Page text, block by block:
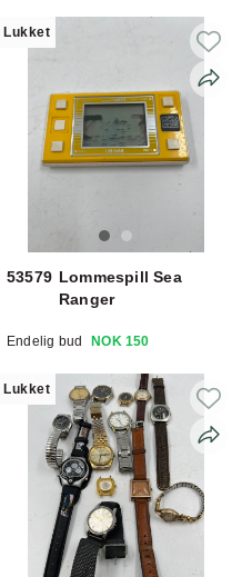
Lukket
53579 Lommespill Sea
Ranger
Endelig bud NOK 150
Lukket